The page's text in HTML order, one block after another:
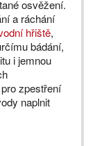
osvěžení.
a ráchání
hřiště,
bádání,
i jemnou
zpestření
naplnit